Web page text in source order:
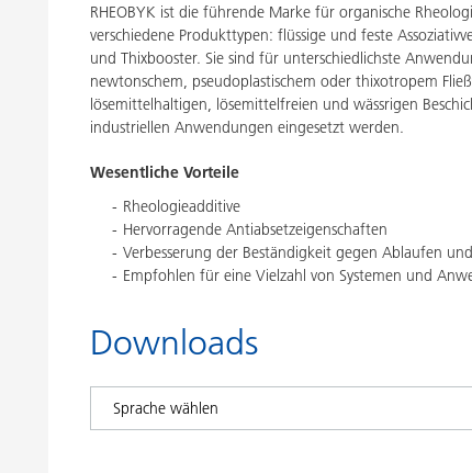
RHEOBYK ist die führende Marke für organische
verschiedene Produkttypen: flüssige und feste
und Thixbooster. Sie sind für unterschiedlichste
newtonschem, pseudoplastischem oder thixotropem
lösemittelhaltigen, lösemittelfreien und wässrigen
industriellen Anwendungen eingesetzt werden.
Wesentliche Vorteile
Rheologieadditive
Hervorragende Antiabsetzeigenschaften
Verbesserung der Beständigkeit gegen Ablaufen
Empfohlen für eine Vielzahl von Systemen und
Downloads